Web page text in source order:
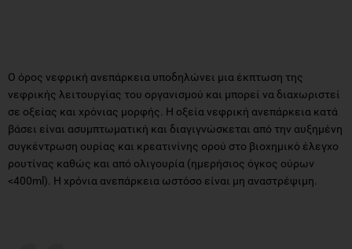
Ο όρος νεφρική ανεπάρκεια υποδηλώνει μια έκπτωση της
νεφρικής λειτουργίας του οργανισμού και μπορεί να διαχωριστεί
σε οξείας και χρόνιας μορφής. Η οξεία νεφρική ανεπάρκεια κατά
βάσει είναι ασυμπτωματική και διαγιγνώσκεται από την αυξημένη
συγκέντρωση ουρίας και κρεατινίνης ορού στο βιοχημικό έλεγχο
ρουτίνας καθώς και από ολιγουρία (ημερήσιος όγκος ούρων
<400ml). Η χρόνια ανεπάρκεια ωστόσο είναι μη αναστρέψιμη.